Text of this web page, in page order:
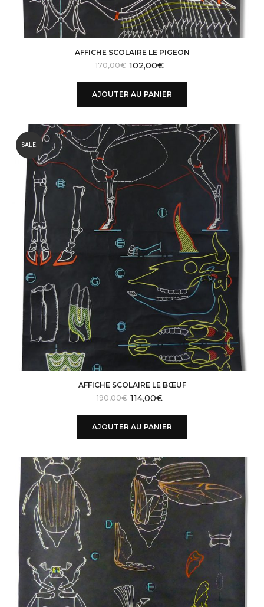
AFFICHE SCOLAIRE LE PIGEON
initial
était :
170,00€
actuel
est :
102,00€
AJOUTER AU PANIER
SALE!
AFFICHE SCOLAIRE LE BŒUF
initial
était :
190,00€
actuel
est :
114,00€
AJOUTER AU PANIER